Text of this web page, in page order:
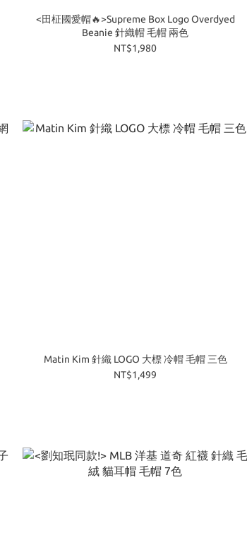
<田柾國愛帽🔥>Supreme Box Logo Overdyed
Beanie 針織帽 毛帽 兩色
NT$1,980
Matin Kim 針織 LOGO 大標 冷帽 毛帽 三色
NT$1,499